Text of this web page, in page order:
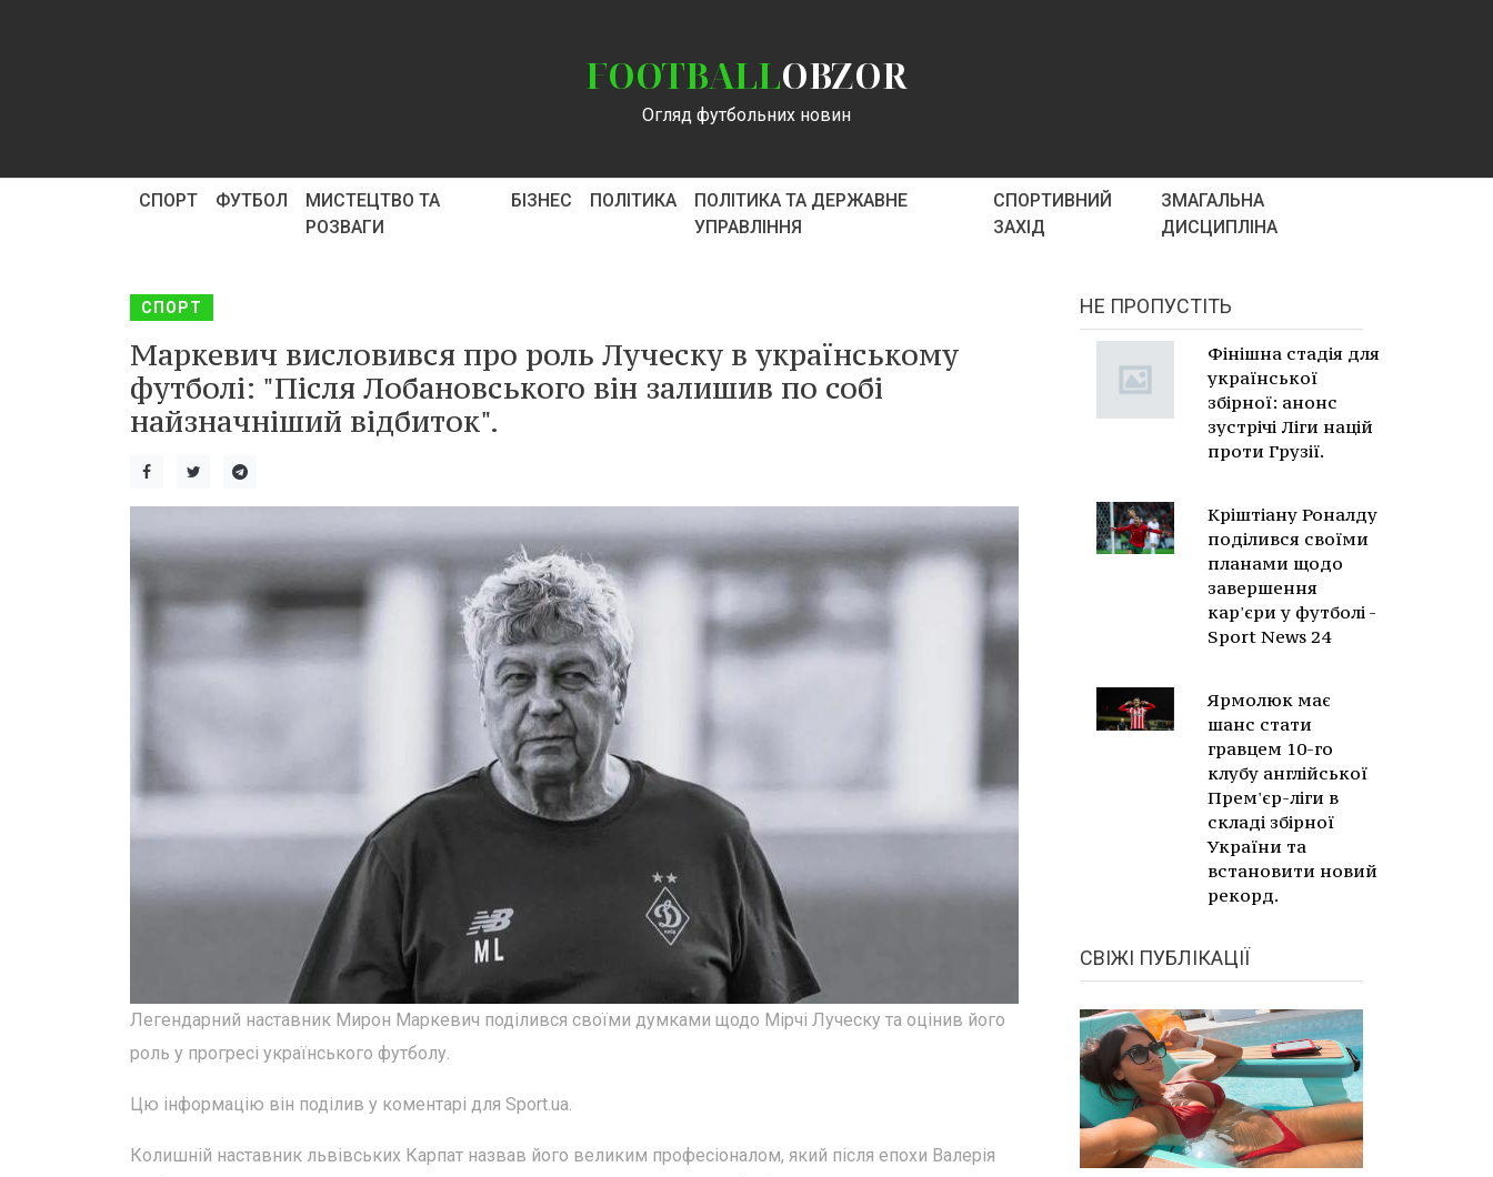
FOOTBALLOBZOR
Огляд футбольних новин
СПОРТ ФУТБОЛ
МИСТЕЦТВО ТА
РОЗВАГИ
БІЗНЕС ПОЛІТИКА
ПОЛІТИКА ТА ДЕРЖАВНЕ
УПРАВЛІННЯ
СПОРТИВНИЙ
ЗАХІД
ЗМАГАЛЬНА
ДИСЦИПЛІНА
СПОРТ
Маркевич висловився про роль Луческу в українському
футболі: "Після Лобановського він залишив по собі
найзначніший відбиток".
Легендарний наставник Мирон Маркевич поділився своїми думками щодо Мірчі Луческу та оцінив його
роль у прогресі українського футболу.
Цю інформацію він поділив у коментарі для Sport.ua.
Колишній наставник львівських Карпат назвав його великим професіоналом, який після епохи Валерія
НЕ ПРОПУСТІТЬ
Фінішна стадія для
української
збірної: анонс
зустрічі Ліги націй
проти Грузії.
Кріштіану Роналду
поділився своїми
планами щодо
завершення
кар'єри у футболі -
Sport News 24
Ярмолюк має
шанс стати
гравцем 10-го
клубу англійської
Прем'єр-ліги в
складі збірної
України та
встановити новий
рекорд.
СВІЖІ ПУБЛІКАЦІЇ